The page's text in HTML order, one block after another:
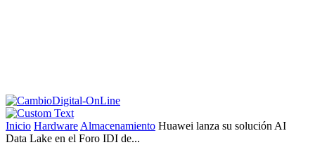
Inicio Hardware Almacenamiento Huawei lanza su solución AI
Data Lake en el Foro IDI de...